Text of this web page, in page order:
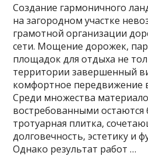
Создание гармоничного
на загородном участке
грамотной организации
сети. Мощение дорожек,
площадок для отдыха не
территории завершенный
комфортное передвижение
Среди множества
востребованными остаются
тротуарная плитка,
долговечность, эстетику и
Однако результат работ …